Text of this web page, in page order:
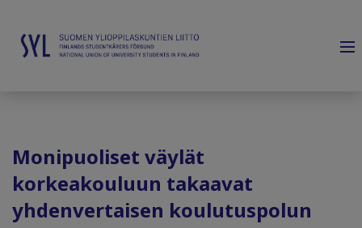
Monipuoliset väylät
korkeakouluun takaavat
yhdenvertaisen koulutuspolun